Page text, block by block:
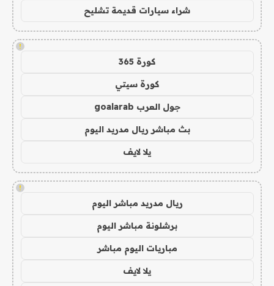
شراء سيارات قديمة تشليح
!
كورة 365
كورة سيتي
جول العرب goalarab
بث مباشر ريال مدريد اليوم
يلا لايف
!
ريال مدريد مباشر اليوم
برشلونة مباشر اليوم
مباريات اليوم مباشر
يلا لايف